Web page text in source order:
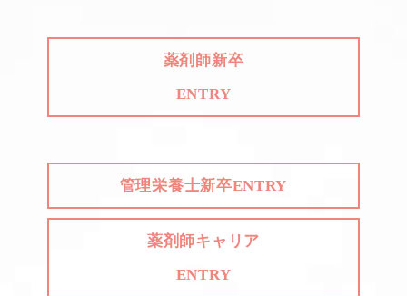
薬剤師新卒
ENTRY
管理栄養士新卒ENTRY
薬剤師キャリア
ENTRY